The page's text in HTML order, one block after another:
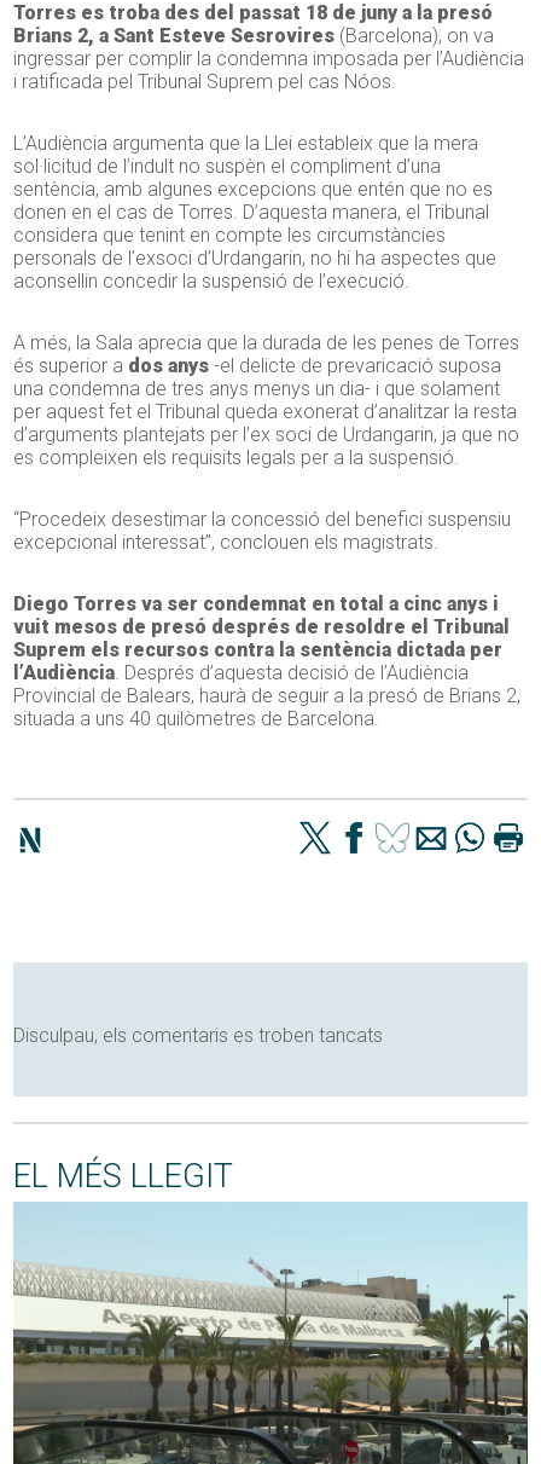
Torres es troba des del passat 18 de juny a la presó
Brians 2, a Sant Esteve Sesrovires (Barcelona), on va
ingressar per complir la condemna imposada per l’Audiència
i ratificada pel Tribunal Suprem pel cas Nóos.
L’Audiència argumenta que la Llei estableix que la mera
sol·licitud de l’indult no suspèn el compliment d’una
sentència, amb algunes excepcions que entén que no es
donen en el cas de Torres. D’aquesta manera, el Tribunal
considera que tenint en compte les circumstàncies
personals de l’exsoci d’Urdangarin, no hi ha aspectes que
aconsellin concedir la suspensió de l’execució.
A més, la Sala aprecia que la durada de les penes de Torres
és superior a dos anys -el delicte de prevaricació suposa
una condemna de tres anys menys un dia- i que solament
per aquest fet el Tribunal queda exonerat d’analitzar la resta
d’arguments plantejats per l’ex soci de Urdangarin, ja que no
es compleixen els requisits legals per a la suspensió.
“Procedeix desestimar la concessió del benefici suspensiu
excepcional interessat”, conclouen els magistrats.
Diego Torres va ser condemnat en total a cinc anys i
vuit mesos de presó després de resoldre el Tribunal
Suprem els recursos contra la sentència dictada per
l’Audiència. Després d’aquesta decisió de l’Audiència
Provincial de Balears, haurà de seguir a la presó de Brians 2,
situada a uns 40 quilòmetres de Barcelona.
Disculpau, els comentaris es troben tancats
EL MÉS LLEGIT